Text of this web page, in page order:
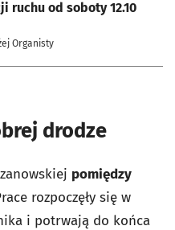
ruchu od soboty 12.10
Organisty
drodze
pomiędzy
rozpoczęły się w
i potrwają do końca